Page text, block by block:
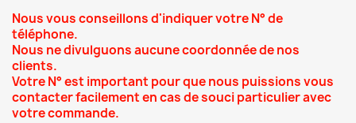
Nous vous conseillons d'indiquer votre N° de
téléphone.
Nous ne divulguons aucune coordonnée de nos
clients.
Votre N° est important pour que nous puissions vous
contacter facilement en cas de souci particulier avec
votre commande.